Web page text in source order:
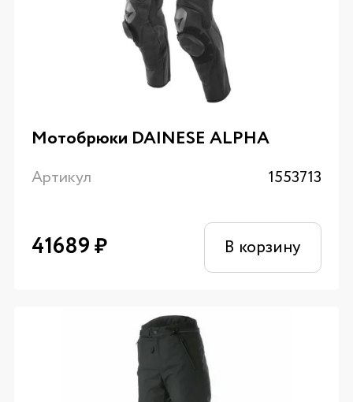
Мотобрюки DAINESE ALPHA
Артикул 1553713
41689₽ В корзину